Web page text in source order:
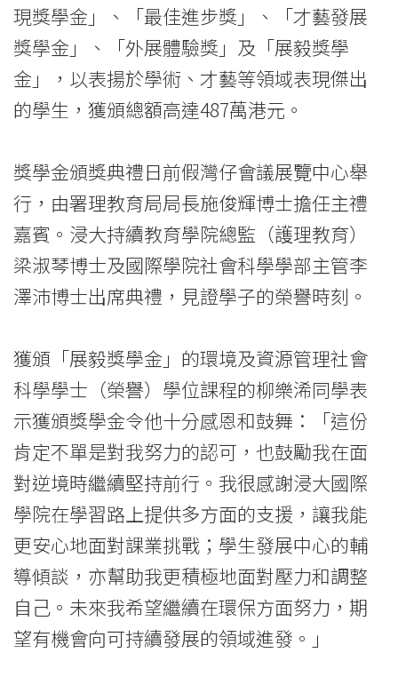
Hong
Kong
Baptist
現獎學金」、「最佳進步獎」、「才藝發展
獎學金」、「外展體驗獎」及「展毅獎學
金」，以表揚於學術、才藝等領域表現傑出
的學生，獲頒總額高達487萬港元。
獎學金頒獎典禮日前假灣仔會議展覽中心舉
行，由署理教育局局長施俊輝博士擔任主禮
嘉賓。浸大持續教育學院總監（護理教育）
梁淑琴博士及國際學院社會科學學部主管李
澤沛博士出席典禮，見證學子的榮譽時刻。
獲頒「展毅獎學金」的環境及資源管理社會
科學學士（榮譽）學位課程的柳樂浠同學表
示獲頒獎學金令他十分感恩和鼓舞：「這份
肯定不單是對我努力的認可，也鼓勵我在面
對逆境時繼續堅持前行。我很感謝浸大國際
學院在學習路上提供多方面的支援，讓我能
更安心地面對課業挑戰；學生發展中心的輔
導傾談，亦幫助我更積極地面對壓力和調整
自己。未來我希望繼續在環保方面努力，期
望有機會向可持續發展的領域進發。」